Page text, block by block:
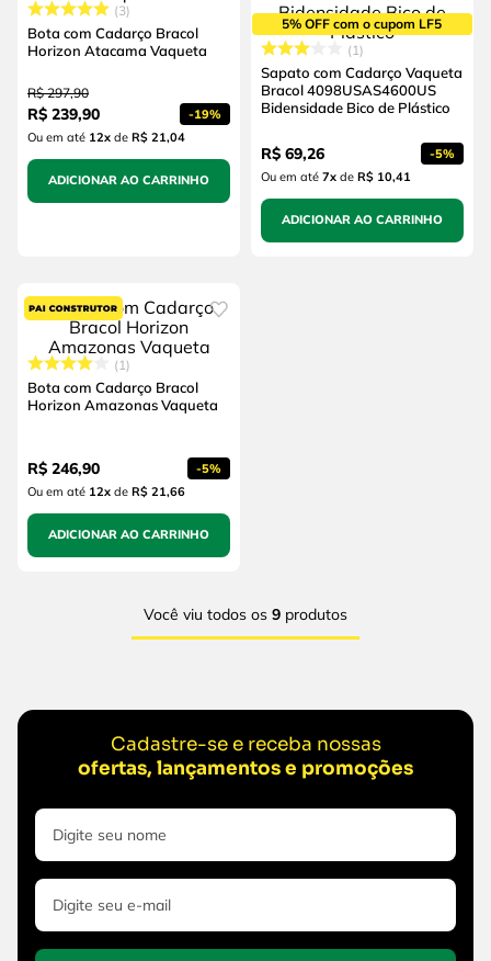
3
Bota com Cadarço Bracol
Horizon Atacama Vaqueta
R$ 297,90
R$ 239,90 -19%
Ou em até 12xde R$ 21,04
ADICIONAR AO CARRINHO
5% OFF com o cupom LF5
1
Sapato com Cadarço Vaqueta
Bracol 4098USAS4600US
Bidensidade Bico de Plástico
R$ 69,26 -5%
Ou em até 7xde R$ 10,41
ADICIONAR AO CARRINHO
1
Bota com Cadarço Bracol
Horizon Amazonas Vaqueta
R$ 246,90 -5%
Ou em até 12xde R$ 21,66
ADICIONAR AO CARRINHO
Você viu todos os 9 produtos
Cadastre-se e receba nossas
ofertas, lançamentos e promoções